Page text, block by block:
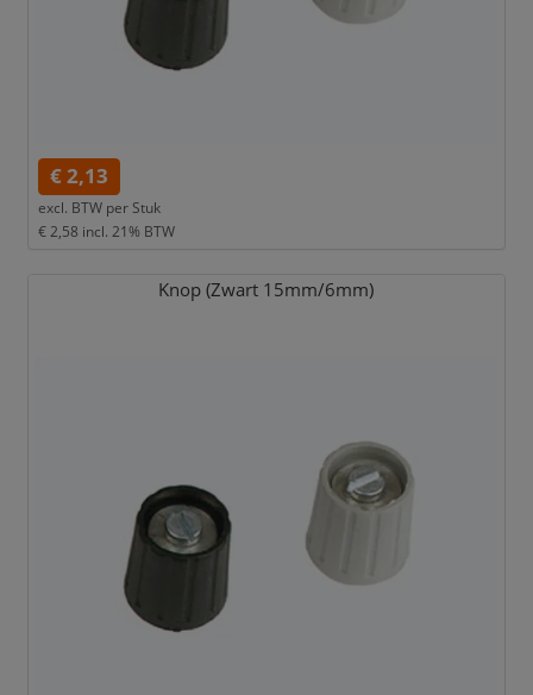
€ 2,13
excl. BTW per Stuk
€ 2,58 incl. 21% BTW
Knop (Zwart 15mm/6mm)